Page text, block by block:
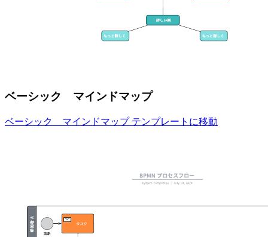
ベーシック マインドマップ
ベーシック マインドマップ テンプレートに移動